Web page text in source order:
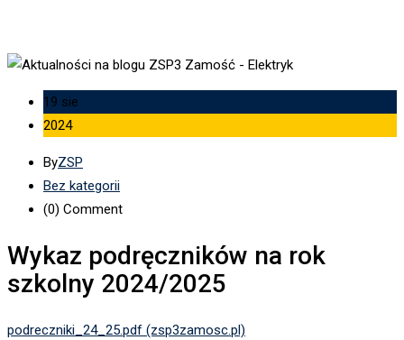
19 sie
2024
ByZSP
Bez kategorii
(0) Comment
Wykaz podręczników na rok
szkolny 2024/2025
podreczniki_24_25.pdf (zsp3zamosc.pl)